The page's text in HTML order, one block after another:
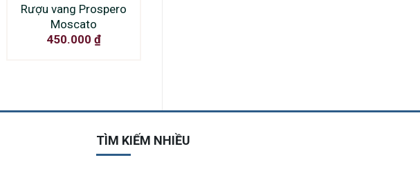
Rượu vang Prospero
Moscato
450.000₫
TÌM KIẾM NHIỀU